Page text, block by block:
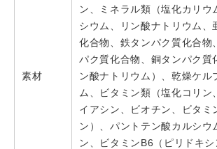
素材
ン、ミネラル類（塩化カリウ
シウム、リン酸ナトリウム、
化合物、鉄タンパク質化合物
パク質化合物、銅タンパク質
ン酸ナトリウム）、乾燥ケル
ム、ビタミン類（塩化コリン
イアシン、ビオチン、ビタミ
ン）、パントテン酸カルシウ
ン、ビタミンB6（ピリドキ